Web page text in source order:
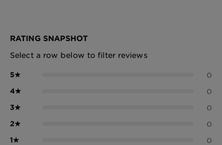
RATING SNAPSHOT
Select a row below to filter reviews
5★ 0
4★ 0
3★ 0
2★ 0
1★ 0